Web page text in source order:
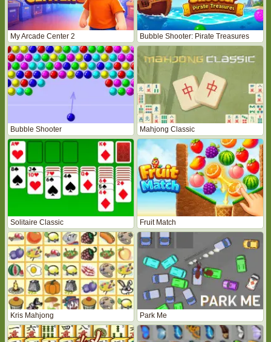
My Arcade Center 2 Bubble Shooter: Pirate Treasures
Bubble Shooter Mahjong Classic
Solitaire Classic Fruit Match
Kris Mahjong Park Me